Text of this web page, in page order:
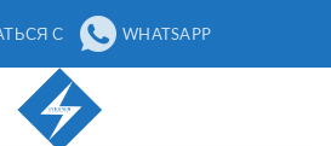
С WHATSAPP